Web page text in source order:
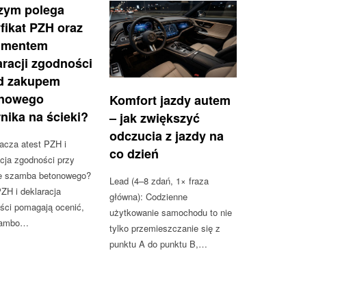
polega
PZH oraz
zgodności
zakupem
na ścieki?
atest PZH i
zgodności przy
szamba betonowego?
i deklaracja
pomagają ocenić,
Komfort jazdy autem
– jak zwiększyć
odczucia z jazdy na
co dzień
Lead (4–8 zdań, 1× fraza
główna): Codzienne
użytkowanie samochodu to nie
tylko przemieszczanie się z
punktu A do punktu B,…